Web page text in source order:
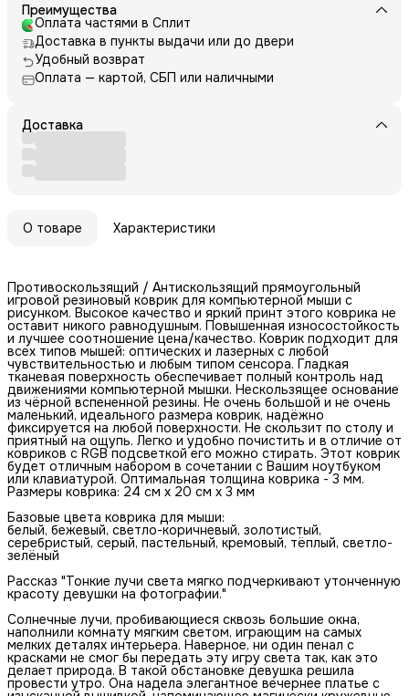
Преимущества
Оплата частями в Сплит
Доставка в пункты выдачи или до двери
Удобный возврат
Оплата — картой, СБП или наличными
Доставка
О товаре Характеристики
Противоскользящий / Антискользящий прямоугольный
игровой резиновый коврик для компьютерной мыши с
рисунком. Высокое качество и яркий принт этого коврика не
оставит никого равнодушным. Повышенная износостойкость
и лучшее соотношение цена/качество. Коврик подходит для
всех типов мышей: оптических и лазерных с любой
чувствительностью и любым типом сенсора. Гладкая
тканевая поверхность обеспечивает полный контроль над
движениями компьютерной мышки. Нескользящее основание
из чёрной вспененной резины. Не очень большой и не очень
маленький, идеального размера коврик, надёжно
фиксируется на любой поверхности. Не скользит по столу и
приятный на ощупь. Легко и удобно почистить и в отличие от
ковриков с RGB подсветкой его можно стирать. Этот коврик
будет отличным набором в сочетании с Вашим ноутбуком
или клавиатурой. Оптимальная толщина коврика - 3 мм.
Размеры коврика: 24 см x 20 см x 3 мм
Базовые цвета коврика для мыши:
белый, бежевый, светло-коричневый, золотистый,
серебристый, серый, пастельный, кремовый, тёплый, светло-
зелёный
Рассказ "Тонкие лучи света мягко подчеркивают утонченную
красоту девушки на фотографии."
Солнечные лучи, пробивающиеся сквозь большие окна,
наполнили комнату мягким светом, играющим на самых
мелких деталях интерьера. Наверное, ни один пенал с
красками не смог бы передать эту игру света так, как это
делает природа. В такой обстановке девушка решила
провести утро. Она надела элегантное вечернее платье с